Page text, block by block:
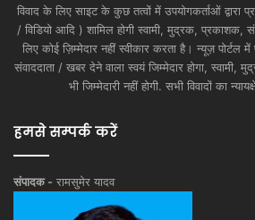
विवाद के लिए साइट के कुछ तत्वों में उपयोगकर्ताओं द्वारा
/ विडियो आदि ) शामिल होगी स्वामी, मुद्रक,
लिए कोई ज़िम्मेदार नहीं स्वीकार करता है। न्यूज़ पोर्टल
संवाददाता / खबर देने वाला स्वयं जिम्मेदार होगा,
भी जिम्मेदारी नहीं होगी. सभी विवादों का
हमसे सम्पर्क करें
संपादक - रामसुमेर यादव